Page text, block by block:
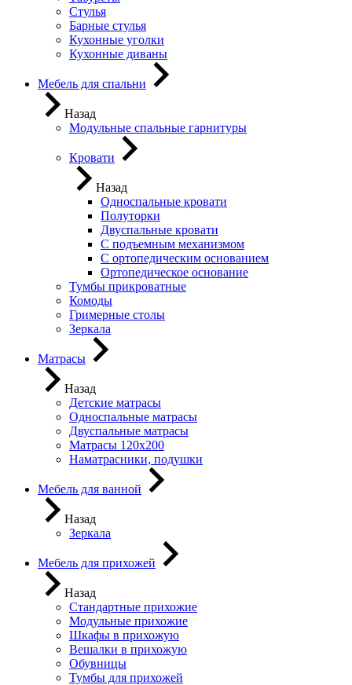
Стулья
Барные стулья
Кухонные уголки
Кухонные диваны
Мебель для спальни
Назад
Модульные спальные гарнитуры
Кровати
Назад
Односпальные кровати
Полуторки
Двуспальные кровати
С подъемным механизмом
С ортопедическим основанием
Ортопедическое основание
Тумбы прикроватные
Комоды
Гримерные столы
Зеркала
Матрасы
Назад
Детские матрасы
Односпальные матрасы
Двуспальные матрасы
Матрасы 120х200
Наматрасники, подушки
Мебель для ванной
Назад
Зеркала
Мебель для прихожей
Назад
Стандартные прихожие
Модульные прихожие
Шкафы в прихожую
Вешалки в прихожую
Обувницы
Тумбы для прихожей